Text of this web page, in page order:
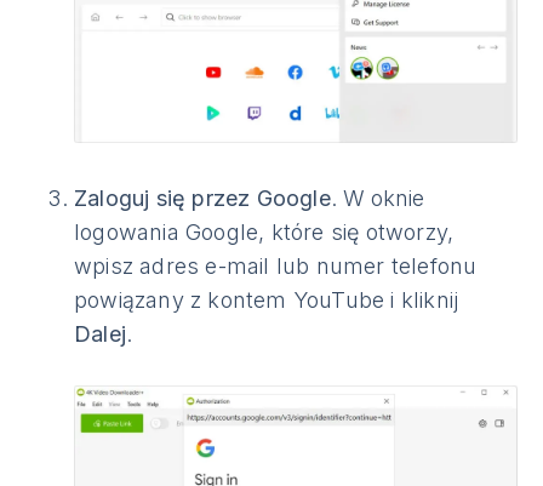
Zaloguj się przez Google. W oknie
logowania Google, które się otworzy,
wpisz adres e-mail lub numer telefonu
powiązany z kontem YouTube i kliknij
Dalej.